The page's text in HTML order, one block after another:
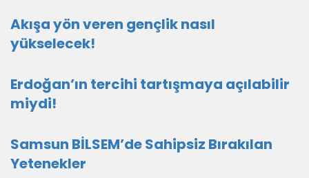
Akışa yön veren gençlik nasıl
yükselecek!
Erdoğan’ın tercihi tartışmaya açılabilir
miydi!
Samsun BİLSEM’de Sahipsiz Bırakılan
Yetenekler